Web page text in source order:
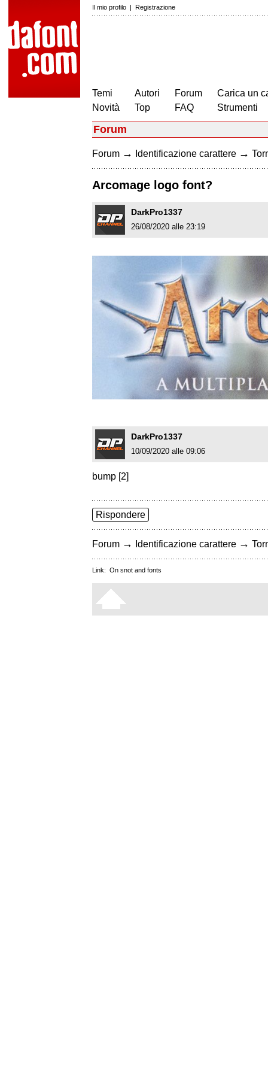
Il mio profilo | Registrazione
Temi
Novità
Autori
Top
Forum
FAQ
Carica un
Strumenti
Forum
Forum → Identificazione carattere →
Arcomage logo font?
DarkPro1337
26/08/2020 alle 23:19
DarkPro1337
10/09/2020 alle 09:06
bump [2]
Rispondere
Forum → Identificazione carattere →
Link: On snot and fonts